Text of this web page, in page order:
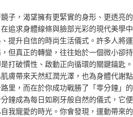
子，渴望擁有更緊實的身形、更透亮
追求身體線條與臉部光彩的現代美學
提升自信的時尚生活儀式。許多人將
但真正的轉變，往往始於一個微小卻
打破慣性、啟動正向循環的關鍵鑰匙
膚帶來天然紅潤光澤，也為身體代謝
里，而在於你成功戰勝了「零分鐘」
鐘成為每日如刷牙般自然的儀式，它
我寵愛的時光。你會發現，運動帶來